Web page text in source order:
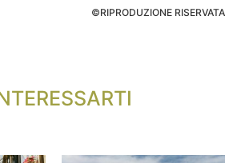
©RIPRODUZIONE RISERVATA